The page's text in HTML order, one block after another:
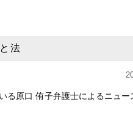
法
る原口 侑子弁護士によるニュ